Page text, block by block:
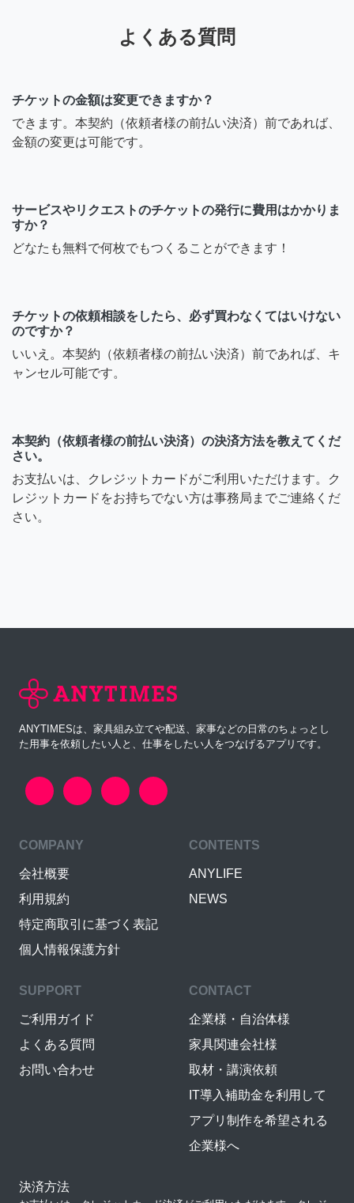
よくある質問
チケットの金額は変更できますか？
できます。本契約（依頼者様の前払い決済）前であれば、
金額の変更は可能です。
サービスやリクエストのチケットの発行に費用はかかりま
すか？
どなたも無料で何枚でもつくることができます！
チケットの依頼相談をしたら、必ず買わなくてはいけない
のですか？
いいえ。本契約（依頼者様の前払い決済）前であれば、キ
ャンセル可能です。
本契約（依頼者様の前払い決済）の決済方法を教えてくだ
さい。
お支払いは、クレジットカードがご利用いただけます。ク
レジットカードをお持ちでない方は事務局までご連絡くだ
さい。
ANYTIMESは、家具組み立てや配送、家事などの日常のちょっとし
た用事を依頼したい人と、仕事をしたい人をつなげるアプリです。
COMPANY
会社概要
利用規約
特定商取引に基づく表記
個人情報保護方針
CONTENTS
ANYLIFE
NEWS
SUPPORT
ご利用ガイド
よくある質問
お問い合わせ
CONTACT
企業様・自治体様
家具関連会社様
取材・講演依頼
IT導入補助金を利用して
アプリ制作を希望される
企業様へ
決済方法